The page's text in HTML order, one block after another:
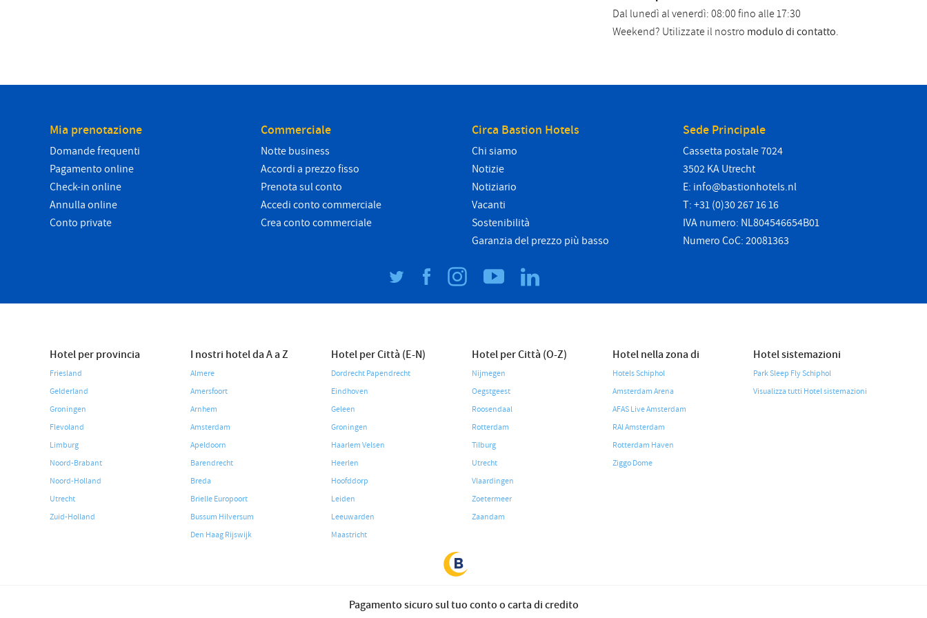
Dal lunedì al venerdì: 08:00 fino alle 17:30
Weekend? Utilizzate il nostro modulo di contatto.
Mia prenotazione
Domande frequenti
Pagamento online
Check-in online
Annulla online
Conto private
Commerciale
Notte business
Accordi a prezzo fisso
Prenota sul conto
Accedi conto commerciale
Crea conto commerciale
Circa Bastion Hotels
Chi siamo
Notizie
Notiziario
Vacanti
Sostenibilità
Garanzia del prezzo più basso
Sede Principale
Cassetta postale 7024
3502 KA Utrecht
E: info@bastionhotels.nl
T: +31 (0)30 267 16 16
IVA numero: NL804546654B01
Numero CoC: 20081363
Hotel per provincia
Friesland
Gelderland
Groningen
Flevoland
Limburg
Noord-Brabant
Noord-Holland
Utrecht
Zuid-Holland
I nostri hotel da A a Z
Almere
Amersfoort
Arnhem
Amsterdam
Apeldoorn
Barendrecht
Breda
Brielle Europoort
Bussum Hilversum
Den Haag Rijswijk
Hotel per Città (E-N)
Dordrecht Papendrecht
Eindhoven
Geleen
Groningen
Haarlem Velsen
Heerlen
Hoofddorp
Leiden
Leeuwarden
Maastricht
Hotel per Città (O-Z)
Nijmegen
Oegstgeest
Roosendaal
Rotterdam
Tilburg
Utrecht
Vlaardingen
Zoetermeer
Zaandam
Hotel nella zona di
Hotels Schiphol
Amsterdam Arena
AFAS Live Amsterdam
RAI Amsterdam
Rotterdam Haven
Ziggo Dome
Hotel sistemazioni
Park Sleep Fly Schiphol
Visualizza tutti Hotel sistemazioni
Pagamento sicuro sul tuo conto o carta di credito